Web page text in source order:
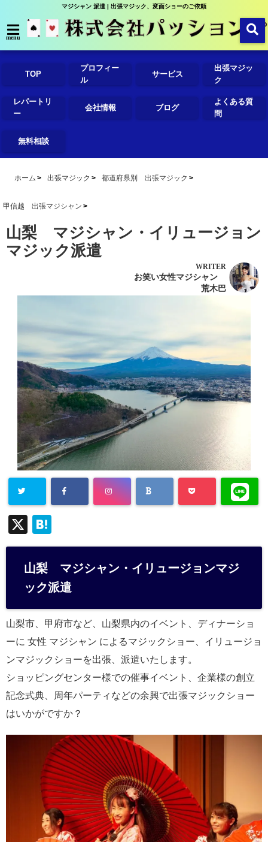
マジシャン 派遣 | 出張マジック、変面ショーのご依頼
menu
TOP
プロフィー
ル
サービス
出張マジッ
ク
レパートリ
ー
会社情報 ブログ
よくある質
問
無料相談
ホーム 出張マジック 都道府県別 出張マジック
甲信越 出張マジシャン
山梨 マジシャン・イリュージョン
マジック派遣
WRITER
お笑い女性マジシャン
荒木巴
X
at
e
n
山梨 マジシャン・イリュージョンマジ
ック派遣
山梨市、甲府市など、山梨県内のイベント、ディナーショ
ーに 女性 マジシャン によるマジックショー、イリュージョ
ンマジックショーを出張、派遣いたします。
ショッピングセンター様での催事イベント、企業様の創立
記念式典、周年パーティなどの余興で出張マジックショー
はいかがですか？